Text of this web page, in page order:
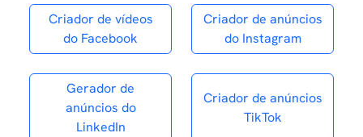
Criador de vídeos
do Facebook
Criador de anúncios
do Instagram
Gerador de
anúncios do
LinkedIn
Criador de anúncios
TikTok